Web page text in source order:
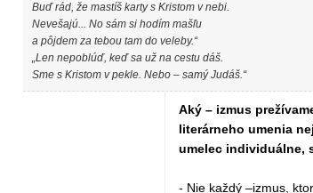
Buď rád, že mastíš karty s Kristom v nebi.
Nevešajú... No sám si hodím mašľu
a pôjdem za tebou tam do veleby.“
„Len nepoblúď, keď sa už na cestu dáš.
Sme s Kristom v pekle. Nebo – samý Judáš.“
Aký – izmus
literárneho umenia
umelec individuálne,
- Nie každý –izmus,